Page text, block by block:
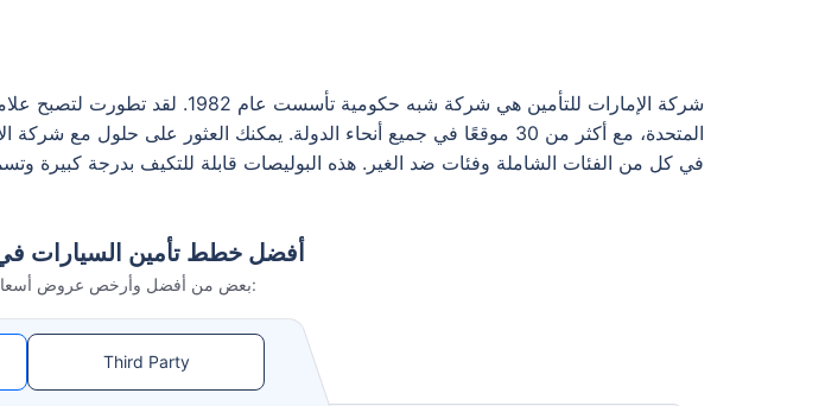
شركة الإمارات للتأمين هي شركة
المتحدة، مع أكثر من 30 موقعًا في جميع أنحاء الدولة. يمكنك العثور على
في كل من الفئات الشاملة وفئات ضد الغير. هذه البوليصات قابلة للتكيف بدرجة كبيرة
أفضل خطط تأمين السيارات في
بعض من أفضل وأرخص عروض أسعار تأمين السيارات في دبي هي:
Third Party